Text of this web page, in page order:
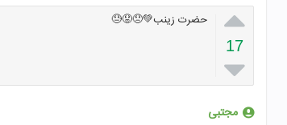

17

حضرت زینب💚😞😟😓
مجتبی